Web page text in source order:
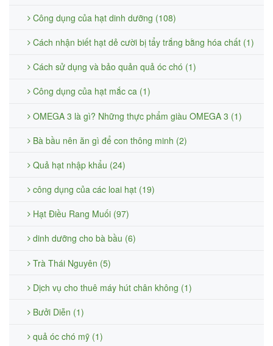
Công dụng của hạt dinh dưỡng (108)
Cách nhận biết hạt dẻ cười bị tẩy trắng bằng hóa chất (1)
Cách sử dụng và bảo quản quả óc chó (1)
Công dụng của hạt mắc ca (1)
OMEGA 3 là gì? Những thực phẩm giàu OMEGA 3 (1)
Bà bầu nên ăn gì để con thông minh (2)
Quả hạt nhập khẩu (24)
công dụng của các loai hạt (19)
Hạt Điều Rang Muối (97)
dinh dưỡng cho bà bầu (6)
Trà Thái Nguyên (5)
Dịch vụ cho thuê máy hút chân không (1)
Bưởi Diễn (1)
quả óc chó mỹ (1)